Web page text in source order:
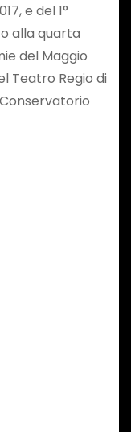
e del 1°
alla quarta
del Maggio
Teatro Regio di